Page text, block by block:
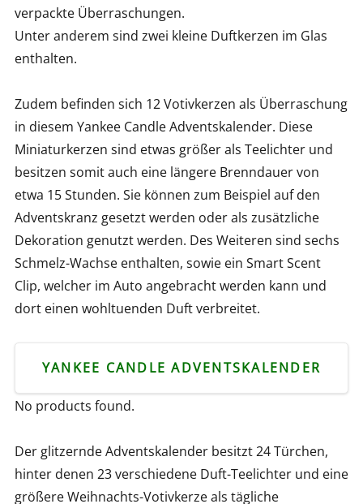
verpackte Überraschungen.
Unter anderem sind zwei kleine Duftkerzen im Glas
enthalten.
Zudem befinden sich 12 Votivkerzen als Überraschung
in diesem Yankee Candle Adventskalender. Diese
Miniaturkerzen sind etwas größer als Teelichter und
besitzen somit auch eine längere Brenndauer von
etwa 15 Stunden. Sie können zum Beispiel auf den
Adventskranz gesetzt werden oder als zusätzliche
Dekoration genutzt werden. Des Weiteren sind sechs
Schmelz-Wachse enthalten, sowie ein Smart Scent
Clip, welcher im Auto angebracht werden kann und
dort einen wohltuenden Duft verbreitet.
YANKEE CANDLE ADVENTSKALENDER
No products found.
Der glitzernde Adventskalender besitzt 24 Türchen,
hinter denen 23 verschiedene Duft-Teelichter und eine
größere Weihnachts-Votivkerze als tägliche